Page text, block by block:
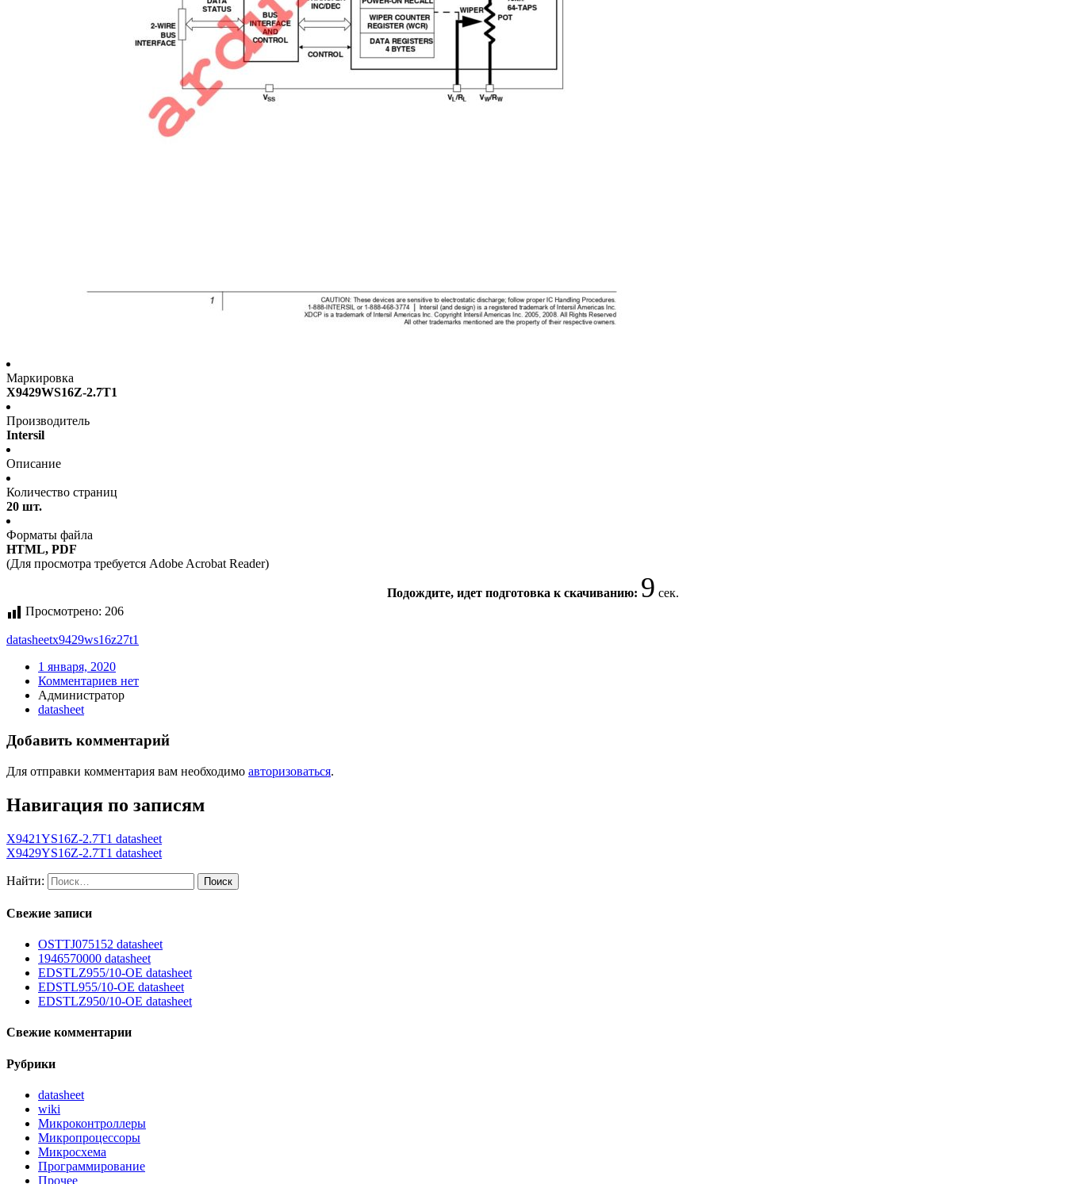
Маркировка
X9429WS16Z-2.7T1
Производитель
Intersil
Описание
Количество страниц
20 шт.
Форматы файла
HTML, PDF
(Для просмотра требуется Adobe Acrobat Reader)
Подождите, идет подготовка к скачиванию: 9 сек.
Просмотрено: 206
datasheetx9429ws16z27t1
1 января, 2020
Комментариев нет
Администратор
datasheet
Добавить комментарий
Для отправки комментария вам необходимо авторизоваться.
Навигация по записям
X9421YS16Z-2.7T1 datasheet
X9429YS16Z-2.7T1 datasheet
Найти:
Свежие записи
OSTTJ075152 datasheet
1946570000 datasheet
EDSTLZ955/10-OE datasheet
EDSTL955/10-OE datasheet
EDSTLZ950/10-OE datasheet
Свежие комментарии
Рубрики
datasheet
wiki
Микроконтроллеры
Микропроцессоры
Микросхема
Программирование
Прочее